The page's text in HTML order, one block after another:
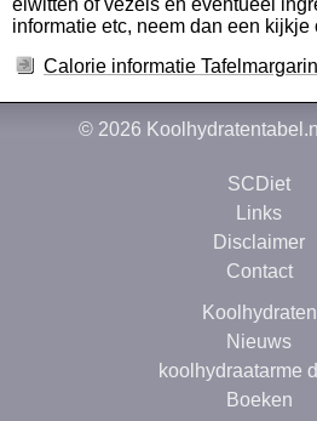
eiwitten of vezels en eventueel
informatie etc, neem dan een kijkje
Calorie informatie
© 2026 Koolhydratentabel.nl
SCDiet
Links
Disclaimer
Contact
Koolhydraten
Nieuws
koolhydraatarme
Boeken